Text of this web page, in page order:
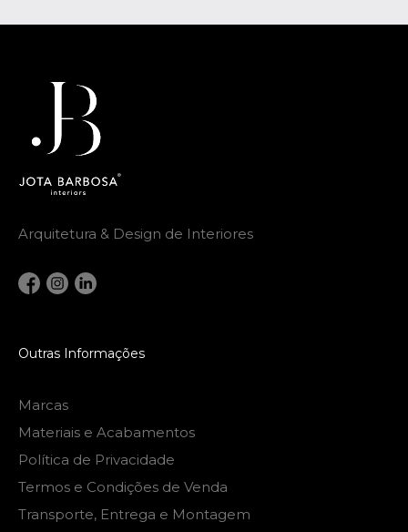
Arquitetura & Design de Interiores
Outras Informações
Marcas
Materiais e Acabamentos
Política de Privacidade
Termos e Condições de Venda
Transporte, Entrega e Montagem